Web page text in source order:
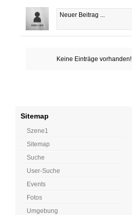
Keine Einträge vorhanden!
Sitemap
Szene1
Sitemap
Suche
User-Suche
Events
Fotos
Umgebung